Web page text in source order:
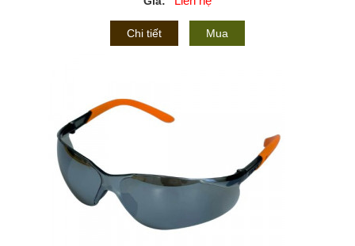
Chi tiết Mua